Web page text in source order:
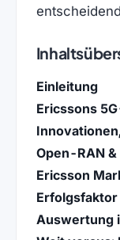
Einleitung
Ericssons
Open-RAN
Ericsson
Auswertung